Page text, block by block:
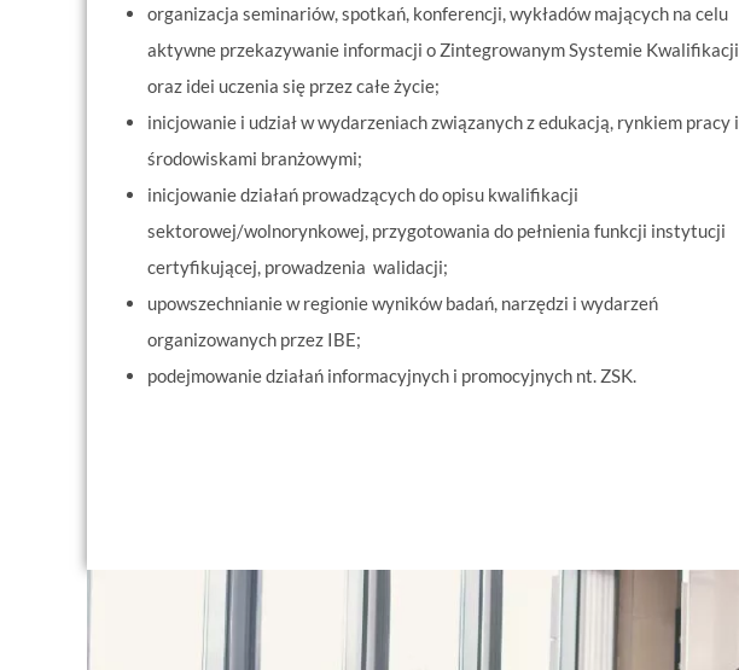
organizacja seminariów, spotkań, konferencji, wykładów mających na celu
aktywne przekazywanie informacji o Zintegrowanym Systemie Kwalifikacji
oraz idei uczenia się przez całe życie;
inicjowanie i udział w wydarzeniach związanych z edukacją, rynkiem pracy i
środowiskami branżowymi;
inicjowanie działań prowadzących do opisu kwalifikacji
sektorowej/wolnorynkowej, przygotowania do pełnienia funkcji instytucji
certyfikującej, prowadzenia walidacji;
upowszechnianie w regionie wyników badań, narzędzi i wydarzeń
organizowanych przez IBE;
podejmowanie działań informacyjnych i promocyjnych nt. ZSK.